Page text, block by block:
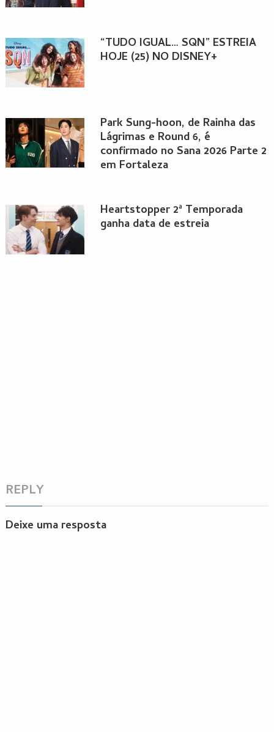
“TUDO IGUAL… SQN” ESTREIA
HOJE (25) NO DISNEY+
Park Sung-hoon, de Rainha das
Lágrimas e Round 6, é
confirmado no Sana 2026 Parte 2
em Fortaleza
Heartstopper 2ª Temporada
ganha data de estreia
REPLY
Deixe uma resposta